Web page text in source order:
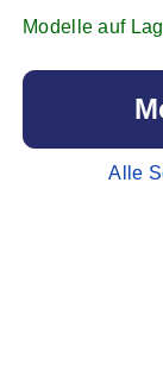
Modelle auf
Alle